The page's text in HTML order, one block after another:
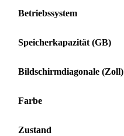
Betriebssystem
Speicherkapazität (GB)
Bildschirmdiagonale (Zoll)
Farbe
Zustand